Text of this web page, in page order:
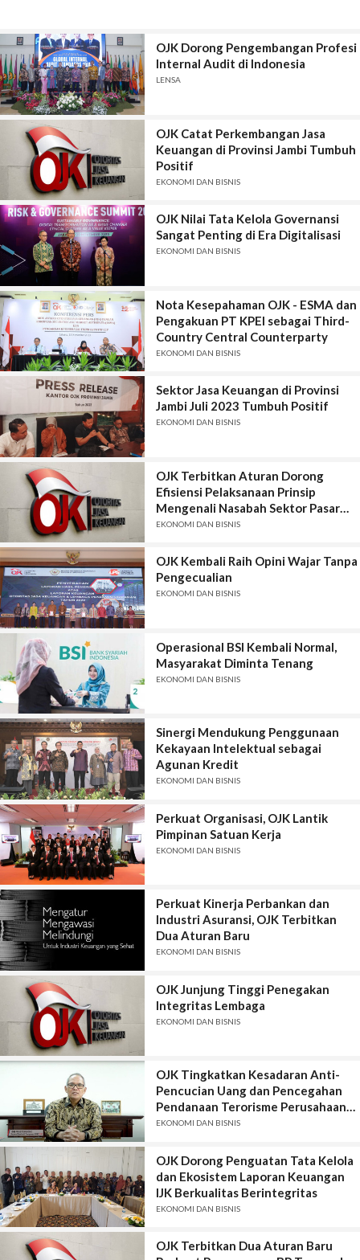
OJK Dorong Pengembangan Profesi
Internal Audit di Indonesia
LENSA
OJK Catat Perkembangan Jasa
Keuangan di Provinsi Jambi Tumbuh
Positif
EKONOMI DAN BISNIS
OJK Nilai Tata Kelola Governansi
Sangat Penting di Era Digitalisasi
EKONOMI DAN BISNIS
Nota Kesepahaman OJK - ESMA dan
Pengakuan PT KPEI sebagai Third-
Country Central Counterparty
EKONOMI DAN BISNIS
Sektor Jasa Keuangan di Provinsi
Jambi Juli 2023 Tumbuh Positif
EKONOMI DAN BISNIS
OJK Terbitkan Aturan Dorong
Efisiensi Pelaksanaan Prinsip
Mengenali Nasabah Sektor Pasar
Modal
EKONOMI DAN BISNIS
OJK Kembali Raih Opini Wajar Tanpa
Pengecualian
EKONOMI DAN BISNIS
Operasional BSI Kembali Normal,
Masyarakat Diminta Tenang
EKONOMI DAN BISNIS
Sinergi Mendukung Penggunaan
Kekayaan Intelektual sebagai
Agunan Kredit
EKONOMI DAN BISNIS
Perkuat Organisasi, OJK Lantik
Pimpinan Satuan Kerja
EKONOMI DAN BISNIS
Perkuat Kinerja Perbankan dan
Industri Asuransi, OJK Terbitkan
Dua Aturan Baru
EKONOMI DAN BISNIS
OJK Junjung Tinggi Penegakan
Integritas Lembaga
EKONOMI DAN BISNIS
OJK Tingkatkan Kesadaran Anti-
Pencucian Uang dan Pencegahan
Pendanaan Terorisme Perusahaan
Pergadaian
EKONOMI DAN BISNIS
OJK Dorong Penguatan Tata Kelola
dan Ekosistem Laporan Keuangan
IJK Berkualitas Berintegritas
EKONOMI DAN BISNIS
OJK Terbitkan Dua Aturan Baru